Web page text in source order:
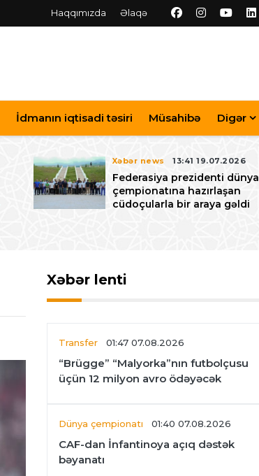
Haqqımızda Əlaqə
İdmanın iqtisadi təsiri Müsahibə Digər
Xəbər news 13:41 19.07.2026
Federasiya prezidenti dünya
çempionatına hazırlaşan
cüdoçularla bir araya gəldi
Xəbər lenti
Transfer 01:47 07.08.2026
“Brügge” “Malyorka”nın futbolçusu
üçün 12 milyon avro ödəyəcək
Dünya çempionatı 01:40 07.08.2026
CAF-dan İnfantinoya açıq dəstək
bəyanatı